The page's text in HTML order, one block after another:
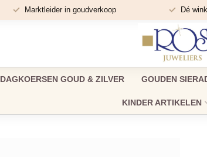
Marktleider in goudverkoop Dé
DAGKOERSEN GOUD & ZILVER GOUDEN
KINDER ARTIKELEN